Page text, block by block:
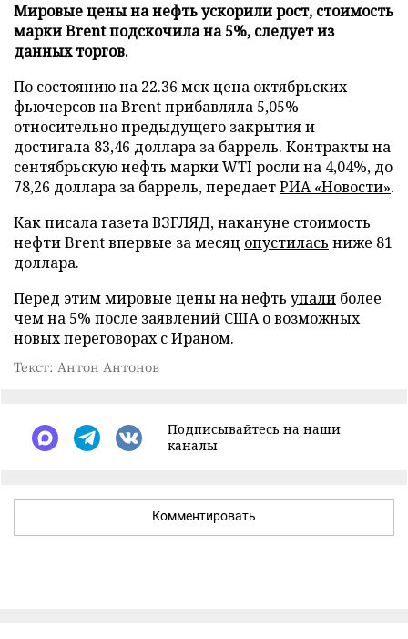
Мировые цены на нефть ускорили рост, стоимость
марки Brent подскочила на 5%, следует из
данных торгов.
По состоянию на 22.36 мск цена октябрьских
фьючерсов на Brent прибавляла 5,05%
относительно предыдущего закрытия и
достигала 83,46 доллара за баррель. Контракты на
сентябрьскую нефть марки WTI росли на 4,04%, до
78,26 доллара за баррель, передаетРИА «Новости».
Как писала газета ВЗГЛЯД, накануне стоимость
нефти Brent впервые за месяц опустилась ниже 81
доллара.
Перед этим мировые цены на нефть упали более
чем на 5% после заявлений США о возможных
новых переговорах с Ираном.
Текст: Антон Антонов
Подписывайтесь на наши
каналы
Комментировать